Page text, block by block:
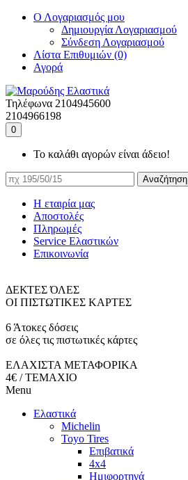
Ο Λογαριασμός μου
Δημιουργία Λογαριασμού
Σύνδεση Λογαριασμού
Λίστα Επιθυμιών (0)
Αγορά
Τηλέφωνα 2104945600
2104966198
0
Το καλάθι αγορών είναι άδειο!
Αναζήτηση
Η εταιρία μας
Αποστολές
Πληρωμές
Service Ελαστικών
Επικοινωνία
ΔΕΚΤΕΣ ΌΛΕΣ
ΟΙ ΠΙΣΤΩΤΙΚΕΣ ΚΑΡΤΕΣ
6 Άτοκες δόσεις
σε όλες τις πιστωτικές κάρτες
ΕΛΑΧΙΣΤΑ ΜΕΤΑΦΟΡΙΚΑ
4€ / ΤΕΜΑΧΙΟ
Menu
Ελαστικά
Michelin
Toyo Tires
Επιβατικά
4x4
Ημιφορτηγά